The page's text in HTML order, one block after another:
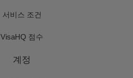
서비스 조건
VisaHQ 점수
계정